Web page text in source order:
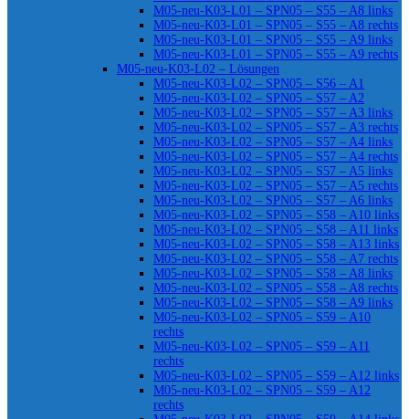
M05-neu-K03-L01 – SPN05 – S55 – A8 links
M05-neu-K03-L01 – SPN05 – S55 – A8 rechts
M05-neu-K03-L01 – SPN05 – S55 – A9 links
M05-neu-K03-L01 – SPN05 – S55 – A9 rechts
M05-neu-K03-L02 – Lösungen
M05-neu-K03-L02 – SPN05 – S56 – A1
M05-neu-K03-L02 – SPN05 – S57 – A2
M05-neu-K03-L02 – SPN05 – S57 – A3 links
M05-neu-K03-L02 – SPN05 – S57 – A3 rechts
M05-neu-K03-L02 – SPN05 – S57 – A4 links
M05-neu-K03-L02 – SPN05 – S57 – A4 rechts
M05-neu-K03-L02 – SPN05 – S57 – A5 links
M05-neu-K03-L02 – SPN05 – S57 – A5 rechts
M05-neu-K03-L02 – SPN05 – S57 – A6 links
M05-neu-K03-L02 – SPN05 – S58 – A10 links
M05-neu-K03-L02 – SPN05 – S58 – A11 links
M05-neu-K03-L02 – SPN05 – S58 – A13 links
M05-neu-K03-L02 – SPN05 – S58 – A7 rechts
M05-neu-K03-L02 – SPN05 – S58 – A8 links
M05-neu-K03-L02 – SPN05 – S58 – A8 rechts
M05-neu-K03-L02 – SPN05 – S58 – A9 links
M05-neu-K03-L02 – SPN05 – S59 – A10
rechts
M05-neu-K03-L02 – SPN05 – S59 – A11
rechts
M05-neu-K03-L02 – SPN05 – S59 – A12 links
M05-neu-K03-L02 – SPN05 – S59 – A12
rechts